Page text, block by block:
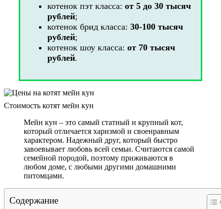
котенок пэт класса: от 5 до 30 тысяч
рублей;
котенок брид класса: 30-100 тысяч
рублей;
котенок шоу класса: от 70 тысяч
рублей.
Стоимость котят мейн кун
Мейн кун – это самый статный и крупный кот,
который отличается харизмой и своенравным
характером. Надежный друг, который быстро
завоевывает любовь всей семьи. Считаются самой
семейной породой, поэтому приживаются в
любом доме, с любыми другими домашними
питомцами.
Содержание